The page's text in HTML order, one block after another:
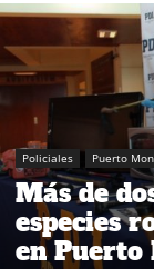
Policiales Puerto
Más de
especies
en